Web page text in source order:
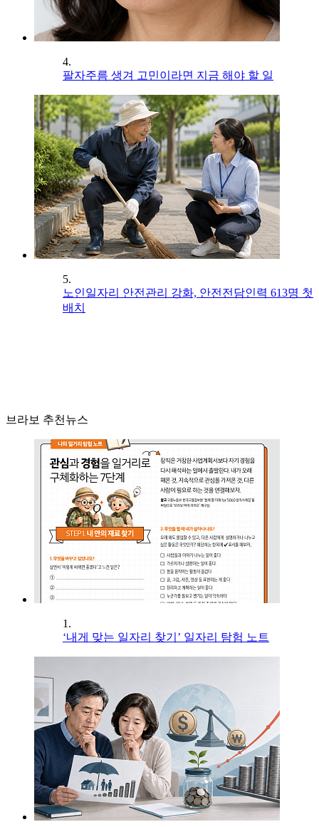
4.
팔자주름 생겨 고민이라면 지금 해야 할 일
5.
노인일자리 안전관리 강화, 안전전담인력 613명 첫
배치
브라보 추천뉴스
1.
‘내게 맞는 일자리 찾기’ 일자리 탐험 노트